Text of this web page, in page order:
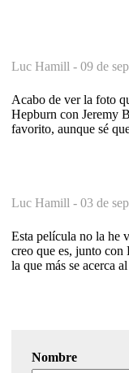
Luc Hamill - 09 de
Acabo de ver la foto
Hepburn con Jeremy
favorito, aunque sé
Luc Hamill - 03 de
Esta película no la he
creo que es, junto
la que más se acerca
Nombre